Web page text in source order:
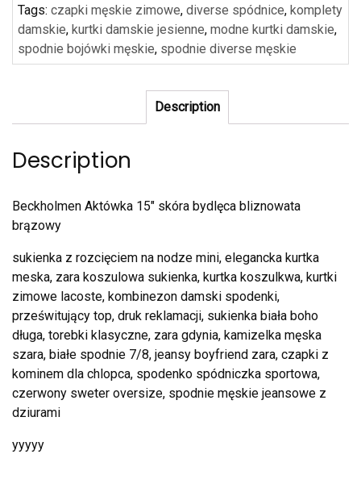
Tags: czapki męskie zimowe, diverse spódnice, komplety
damskie, kurtki damskie jesienne, modne kurtki damskie,
spodnie bojówki męskie, spodnie diverse męskie
Description
Description
Beckholmen Aktówka 15″ skóra bydlęca bliznowata
brązowy
sukienka z rozcięciem na nodze mini, elegancka kurtka
meska, zara koszulowa sukienka, kurtka koszulkwa, kurtki
zimowe lacoste, kombinezon damski spodenki,
prześwitujący top, druk reklamacji, sukienka biała boho
długa, torebki klasyczne, zara gdynia, kamizelka męska
szara, białe spodnie 7/8, jeansy boyfriend zara, czapki z
kominem dla chlopca, spodenko spódniczka sportowa,
czerwony sweter oversize, spodnie męskie jeansowe z
dziurami
yyyyy